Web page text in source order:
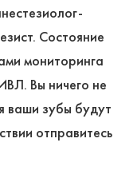
Состояние
мониторинга
Вы ничего не
ваши зубы будут
отправитесь